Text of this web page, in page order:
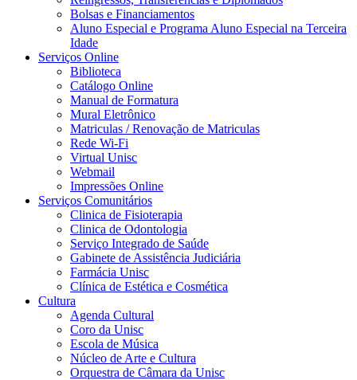
Bolsas e Financiamentos
Aluno Especial e Programa Aluno Especial na Terceira
Idade
Serviços Online
Biblioteca
Catálogo Online
Manual de Formatura
Mural Eletrônico
Matriculas / Renovação de Matriculas
Rede Wi-Fi
Virtual Unisc
Webmail
Impressões Online
Serviços Comunitários
Clinica de Fisioterapia
Clinica de Odontologia
Serviço Integrado de Saúde
Gabinete de Assistência Judiciária
Farmácia Unisc
Clínica de Estética e Cosmética
Cultura
Agenda Cultural
Coro da Unisc
Escola de Música
Núcleo de Arte e Cultura
Orquestra de Câmara da Unisc